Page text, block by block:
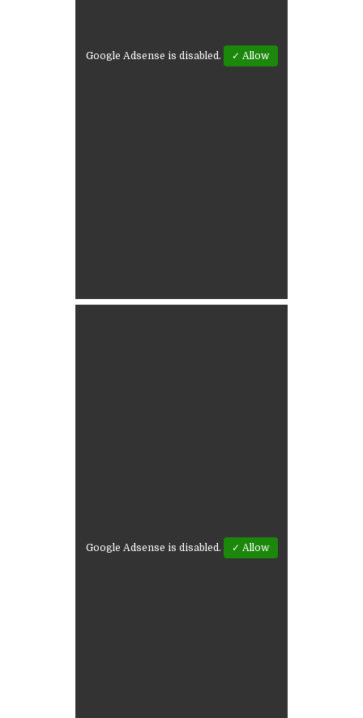
Google Adsense is disabled. ✓ Allow
Google Adsense is disabled. ✓ Allow